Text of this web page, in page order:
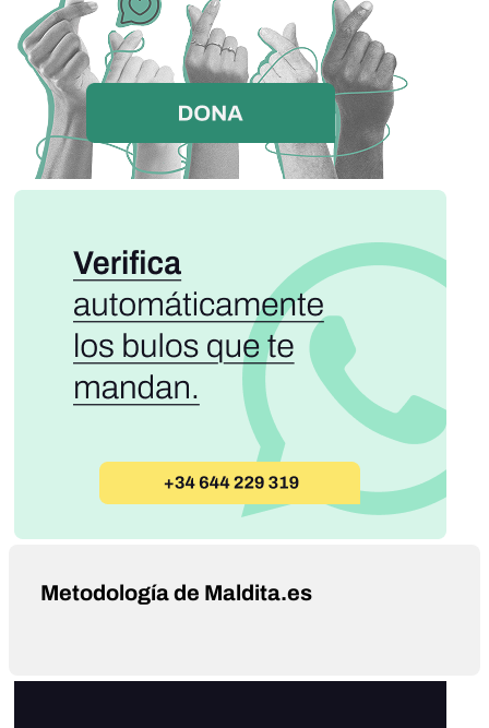
Metodología de Maldita.es